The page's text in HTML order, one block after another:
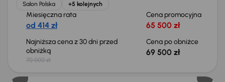
Salon Polska
+5 kolejnych
Miesięczna rata
od 414 zł
Cena promocyjna
65 500 zł
Najniższa cena z 30 dni przed
obniżką
70 000 zł
Cena po obniżce
69 500 zł
Możliwość odliczenia VAT